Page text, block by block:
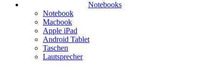
Notebooks
Notebook
Macbook
Apple iPad
Android Tablet
Taschen
Lautsprecher